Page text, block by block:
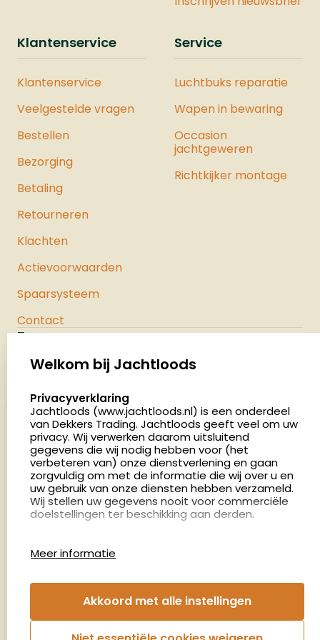
onderdeel van een complete Vesta
geselecteerde producten waarmee u
de maximale kracht uit het pistool
haalt. Bekijk hier ons hele assortiment
luchtpistolen.
Klantenservice
Klantenservice
Veelgestelde vragen
Bestellen
Bezorging
Betaling
Retourneren
Klachten
Actievoorwaarden
Spaarsysteem
Contact
Service
Luchtbuks reparatie
Wapen in bewaring
Occasion
jachtgeweren
Richtkijker montage
Palenrij 1
Nederland
4.8
2883 beoordelingen
Openingstijden
Dinsdag en donderdag: 13:00 - 17:00 én 18:00 - 21:00
uur
Afspraak maken
Nieuwsbrief
€5,- kortingsbon voor uw volgende bestelling.
Welkom bij Jachtloods
select language
Privacyverklaring
Jachtloods (www.jachtloods.nl) is een onderdeel
van Dekkers Trading. Jachtloods geeft veel om uw
privacy. Wij verwerken daarom uitsluitend
gegevens die wij nodig hebben voor (het
verbeteren van) onze dienstverlening en gaan
zorgvuldig om met de informatie die wij over u en
uw gebruik van onze diensten hebben verzameld.
Wij stellen uw gegevens nooit voor commerciële
doelstellingen ter beschikking aan derden.
gebruiken en hoe effectief de Adwords-
advertenties van Dekkers trading bij Google
zoekresultaatpagina’s zijn. De aldus verkregen
Meer informatie
Akkoord met alle instellingen